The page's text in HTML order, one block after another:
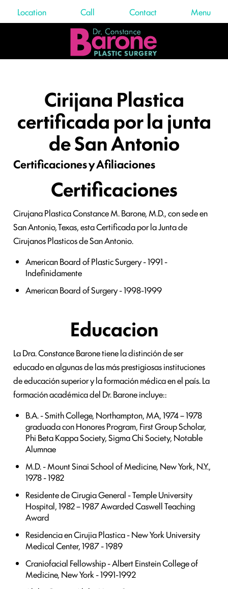
Menu
Location Call Contact
Cirijana Plastica
certificada por la junta
de San Antonio
Certificaciones y Afiliaciones
Certificaciones
Cirujana Plastica Constance M. Barone, M.D., con sede en
San Antonio, Texas, esta Certificada por la Junta de
Cirujanos Plasticos de San Antonio.
American Board of Plastic Surgery - 1991 -
Indefinidamente
American Board of Surgery - 1998-1999
Educacion
La Dra. Constance Barone tiene la distinción de ser
educado en algunas de las más prestigiosas instituciones
de educación superior y la formación médica en el país. La
formación académica del Dr. Barone incluye::
B.A. - Smith College, Northampton, MA, 1974 – 1978
graduada con Honores Program, First Group Scholar,
Phi Beta Kappa Society, Sigma Chi Society, Notable
Alumnae
M.D. - Mount Sinai School of Medicine, New York, N.Y.,
1978 - 1982
Residente de Cirugia General - Temple University
Hospital, 1982 – 1987 Awarded Caswell Teaching
Award
Residencia en Cirujia Plastica - New York University
Medical Center, 1987 - 1989
Craniofacial Fellowship - Albert Einstein College of
Medicine, New York - 1991-1992